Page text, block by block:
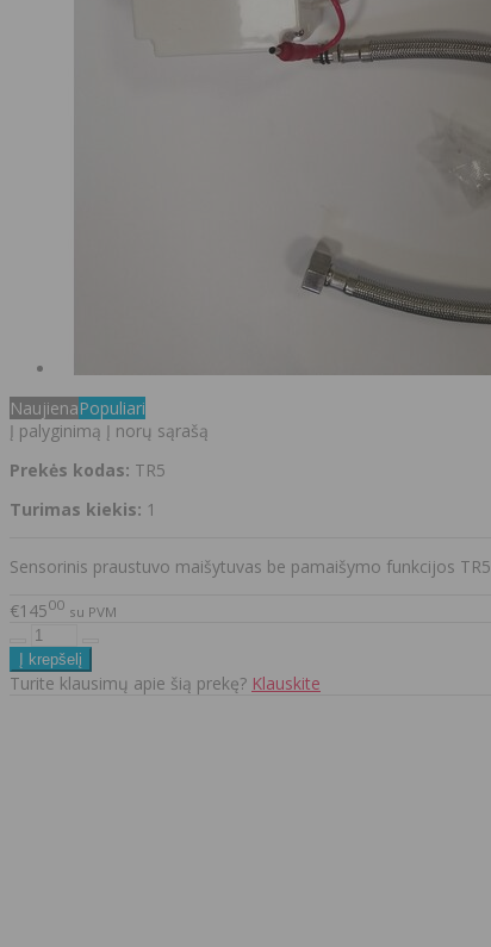
NaujienaPopuliari
Į palyginimą Į norų sąrašą
Prekės kodas: TR5
Turimas kiekis: 1
Sensorinis praustuvo maišytuvas be pamaišymo funkcijos TR5
€14500 su PVM
Turite klausimų apie šią prekę? Klauskite